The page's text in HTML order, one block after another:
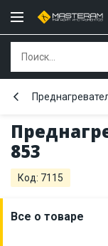
853
Код: 7115
Все о товаре